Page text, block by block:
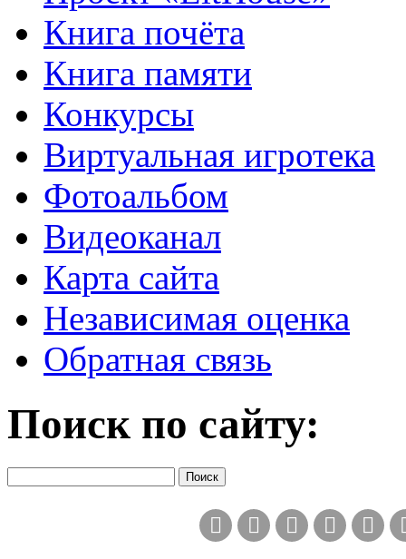
Книга почёта
Книга памяти
Конкурсы
Виртуальная игротека
Фотоальбом
Видеоканал
Карта сайта
Независимая оценка
Обратная связь
Поиск по сайту: